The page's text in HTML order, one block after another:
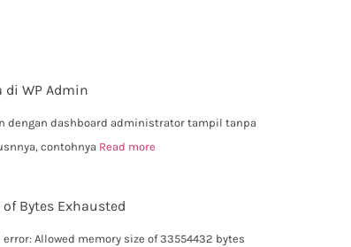
di WP Admin
dengan dashboard administrator tampil tanpa
contohnya Read more
Bytes Exhausted
Allowed memory size of 33554432 bytes